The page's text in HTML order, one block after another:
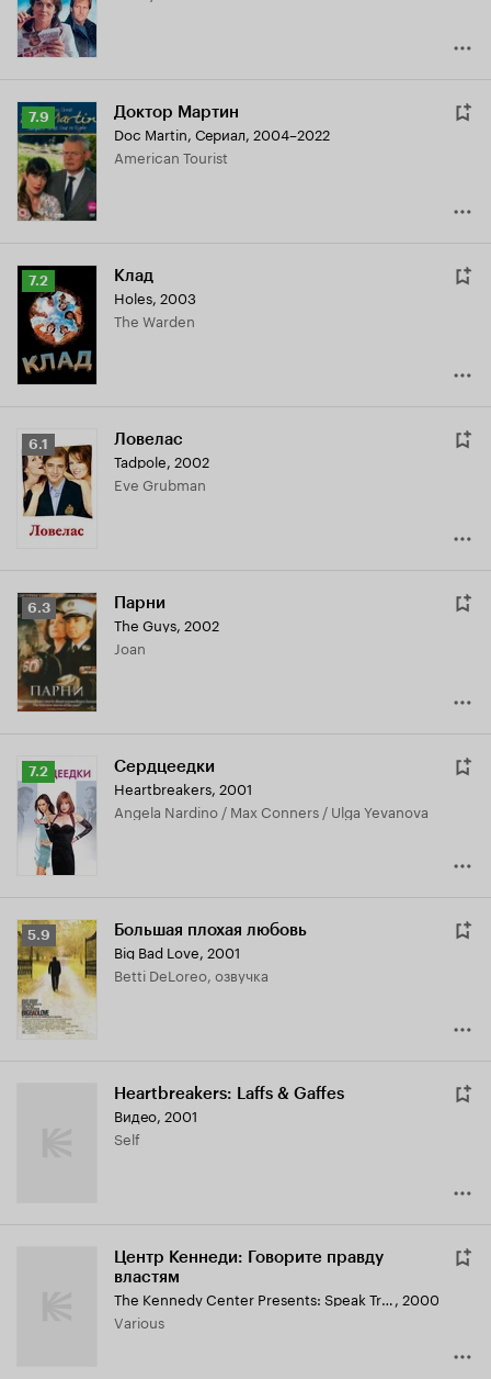
Рейтинг
Кинопоиска
7.9
7.9 Доктор Мартин
Doc Martin, Сериал, 2004–2022
American Tourist
Рейтинг
Кинопоиска
7.2
7.2 Клад
Holes, 2003
The Warden
Рейтинг
Кинопоиска
6.1
6.1 Ловелас
Tadpole, 2002
Eve Grubman
Рейтинг
Кинопоиска
6.3
6.3 Парни
The Guys, 2002
Joan
Рейтинг
Кинопоиска
7.2
7.2 Сердцеедки
Heartbreakers, 2001
Angela Nardino / Max Conners / Ulga Yevanova
Рейтинг
Кинопоиска
5.9
5.9 Большая плохая любовь
Big Bad Love, 2001
Betti DeLoreo, озвучка
Heartbreakers: Laffs & Gaffes
Видео, 2001
Self
Центр Кеннеди: Говорите правду
властям
The Kennedy Center Presents: Speak Truth to Power, 2000
Various